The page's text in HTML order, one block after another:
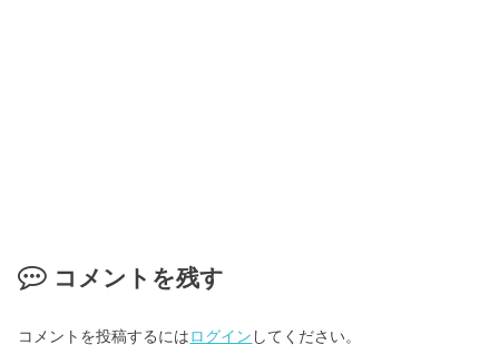
コメントを残す
コメントを投稿するにはログイン してください。